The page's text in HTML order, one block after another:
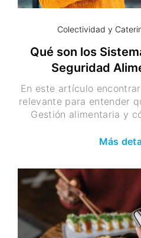
Colectividad y
Qué son los
Seguridad
En este artículo
relevante para entender
Gestión alimentaria y
Más